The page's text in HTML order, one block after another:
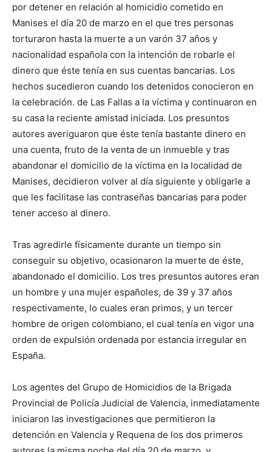
por detener en relación al homicidio cometido en
Manises el día 20 de marzo en el que tres personas
torturaron hasta la muerte a un varón 37 años y
nacionalidad española con la intención de robarle el
dinero que éste tenía en sus cuentas bancarias. Los
hechos sucedieron cuando los detenidos conocieron en
la celebración. de Las Fallas a la víctima y continuaron en
su casa la reciente amistad iniciada. Los presuntos
autores averiguaron que éste tenía bastante dinero en
una cuenta, fruto de la venta de un inmueble y tras
abandonar el domicilio de la víctima en la localidad de
Manises, decidieron volver al día siguiente y obligarle a
que les facilitase las contraseñas bancarias para poder
tener acceso al dinero.
Tras agredirle físicamente durante un tiempo sin
conseguir su objetivo, ocasionaron la muerte de éste,
abandonado el domicilio. Los tres presuntos autores eran
un hombre y una mujer españoles, de 39 y 37 años
respectivamente, lo cuales eran primos, y un tercer
hombre de origen colombiano, el cual tenía en vigor una
orden de expulsión ordenada por estancia irregular en
España.
Los agentes del Grupo de Homicidios de la Brigada
Provincial de Policía Judicial de Valencia, inmediatamente
iniciaron las investigaciones que permitieron la
detención en Valencia y Requena de los dos primeros